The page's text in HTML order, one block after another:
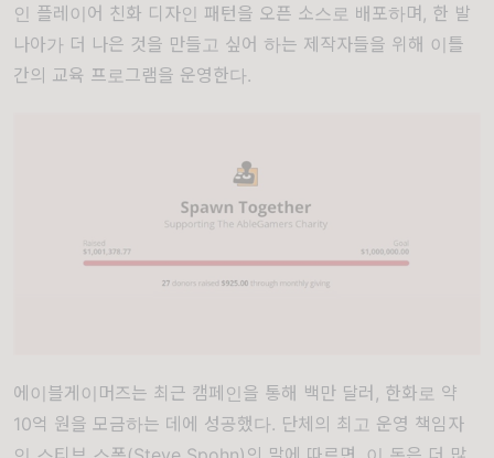
인 플레이어 친화 디자인 패턴을 오픈 소스로 배포하며, 한 발
나아가 더 나은 것을 만들고 싶어 하는 제작자들을 위해 이틀
간의 교육 프로그램을 운영한다.
에이블게이머즈는 최근 캠페인을 통해 백만 달러, 한화로 약
10억 원을 모금하는 데에 성공했다. 단체의 최고 운영 책임자